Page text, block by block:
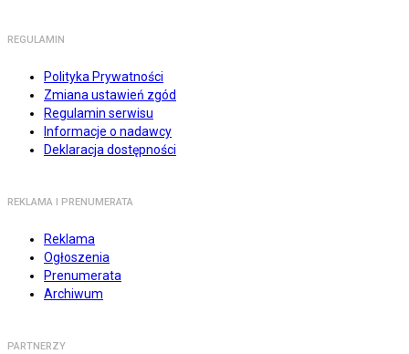
REGULAMIN
Polityka Prywatności
Zmiana ustawień zgód
Regulamin serwisu
Informacje o nadawcy
Deklaracja dostępności
REKLAMA I PRENUMERATA
Reklama
Ogłoszenia
Prenumerata
Archiwum
PARTNERZY